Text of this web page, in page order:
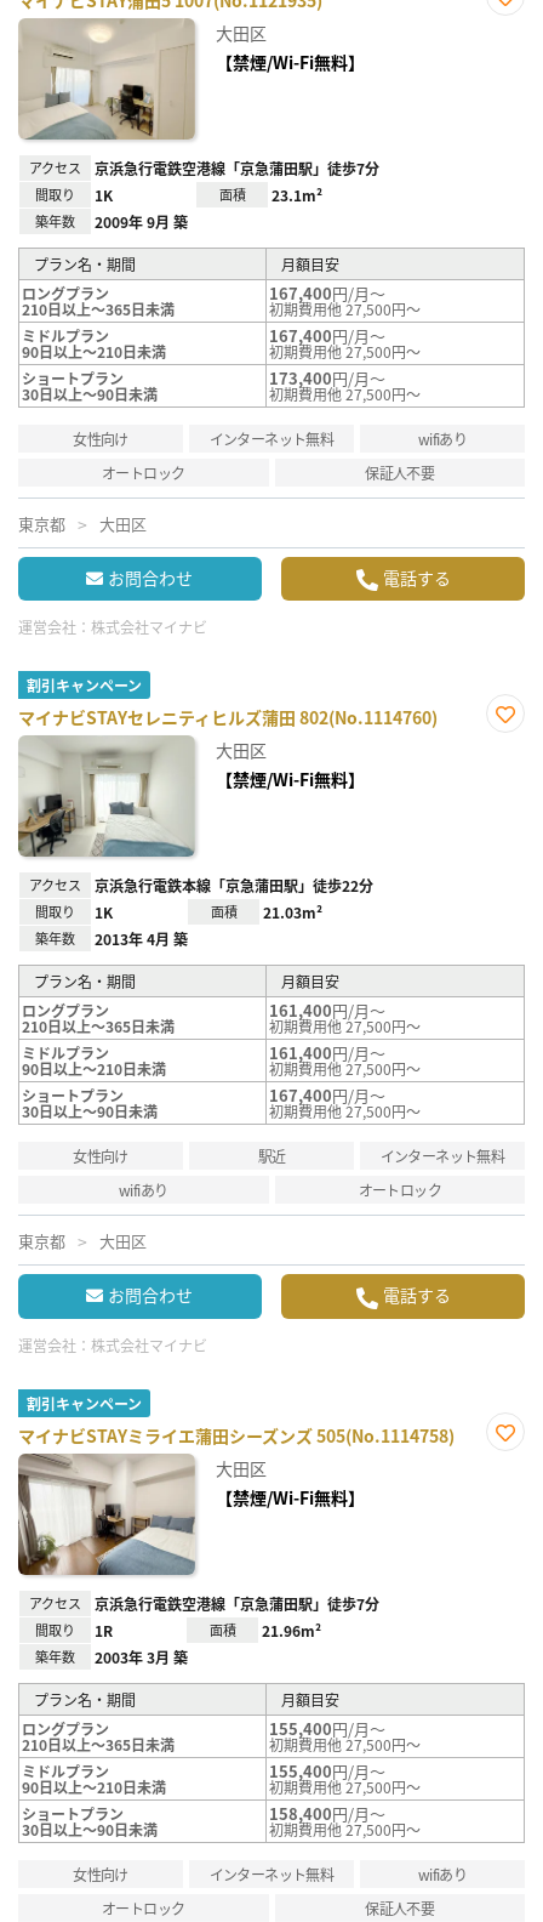
大田区
【禁煙/Wi-Fi無料】
アクセス 京浜急行電鉄空港線「京急蒲田駅」徒歩7分
間取り 1K 面積 23.1m²
築年数 2009年 9月 築
プラン名・期間
月額目安
ロングプラン
210日以上～365日未満
167,400円/月～
初期費用他 27,500円～
ミドルプラン
90日以上～210日未満
167,400円/月～
初期費用他 27,500円～
ショートプラン
30日以上～90日未満
173,400円/月～
初期費用他 27,500円～
女性向け インターネット無料
wifiあり
オートロック
保証人不要
東京都 大田区
お問合わせ 電話する
運営会社： 株式会社マイナビ
割引キャンペーン
マイナビSTAYセレニティヒルズ蒲田 802(No.1114760)
大田区
【禁煙/Wi-Fi無料】
アクセス 京浜急行電鉄本線「京急蒲田駅」徒歩22分
間取り 1K 面積 21.03m²
築年数 2013年 4月 築
プラン名・期間
月額目安
ロングプラン
210日以上～365日未満
161,400円/月～
初期費用他 27,500円～
ミドルプラン
90日以上～210日未満
161,400円/月～
初期費用他 27,500円～
ショートプラン
30日以上～90日未満
167,400円/月～
初期費用他 27,500円～
女性向け 駅近
インターネット無料
wifiあり
オートロック
東京都 大田区
お問合わせ 電話する
運営会社： 株式会社マイナビ
割引キャンペーン
マイナビSTAYミライエ蒲田シーズンズ 505(No.1114758)
大田区
【禁煙/Wi-Fi無料】
アクセス 京浜急行電鉄空港線「京急蒲田駅」徒歩7分
間取り 1R 面積 21.96m²
築年数 2003年 3月 築
プラン名・期間
月額目安
ロングプラン
210日以上～365日未満
155,400円/月～
初期費用他 27,500円～
ミドルプラン
90日以上～210日未満
155,400円/月～
初期費用他 27,500円～
ショートプラン
30日以上～90日未満
158,400円/月～
初期費用他 27,500円～
女性向け インターネット無料
wifiあり
オートロック
保証人不要